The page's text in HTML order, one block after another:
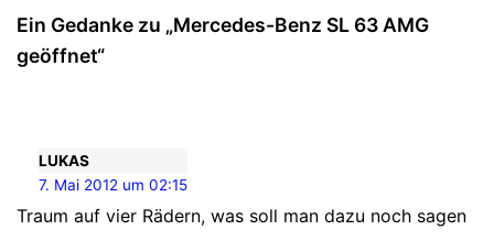
Ein Gedanke zu „Mercedes-Benz SL 63 AMG
geöffnet“
LUKAS
7. Mai 2012 um 02:15
Traum auf vier Rädern, was soll man dazu noch sagen